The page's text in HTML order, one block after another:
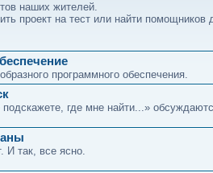
наших жителей.
проект на тест или найти помощников
программного обеспечения.
где мне найти...»
И так, все ясно.